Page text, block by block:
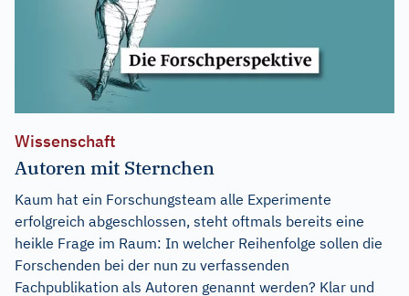
Wissenschaft
Autoren mit Sternchen
Kaum hat ein Forschungsteam alle Experimente
erfolgreich abgeschlossen, steht oftmals bereits eine
heikle Frage im Raum: In welcher Reihenfolge sollen die
Forschenden bei der nun zu verfassenden
Fachpublikation als Autoren genannt werden? Klar und